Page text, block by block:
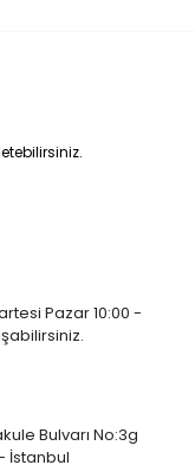
Pazar 10:00 -
Bulvarı No:3g
İstanbul